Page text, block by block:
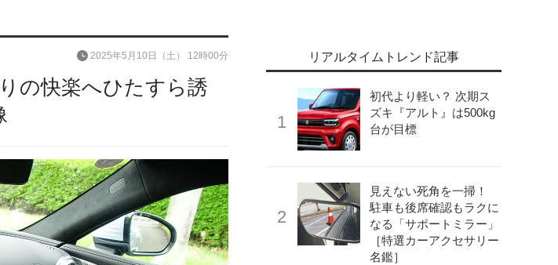
の快楽へひたすら誘
2025年5月10日（土） 12時00分 リアルタイムトレンド記事
初代より軽い？ 次期ス
ズキ『アルト』は500kg
台が目標
見えない死角を一掃！
駐車も後席確認もラクに
なる「サポートミラー」
［特選カーアクセサリー
名鑑］